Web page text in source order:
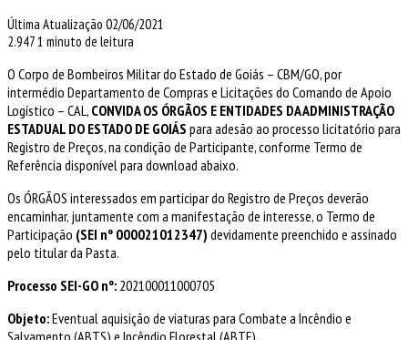
Última Atualização 02/06/2021
2.9471 minuto de leitura
O Corpo de Bombeiros Militar do Estado de Goiás – CBM/GO, por
intermédio Departamento de Compras e Licitações do Comando de Apoio
Logístico – CAL, CONVIDA OS ÓRGÃOS E ENTIDADES DA ADMINISTRAÇÃO
ESTADUAL DO ESTADO DE GOIÁS para adesão ao processo licitatório para
Registro de Preços, na condição de Participante, conforme Termo de
Referência disponível para download abaixo.
Os ÓRGÃOS interessados em participar do Registro de Preços deverão
encaminhar, juntamente com a manifestação de interesse, o Termo de
Participação (SEI nº 000021012347) devidamente preenchido e assinado
pelo titular da Pasta.
Processo SEI-GO nº: 202100011000705
Objeto:Eventual aquisição de viaturas para Combate a Incêndio e
Salvamento (ABTS) e Incêndio Florestal (ABTF).